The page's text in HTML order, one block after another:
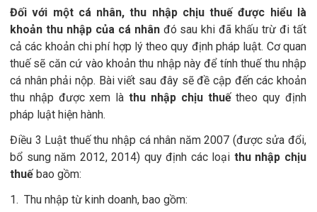
Đối với một cá nhân, thu nhập chịu thuế được hiểu là
khoản thu nhập của cá nhânđó sau khi đã khấu trừ đi tất
cả các khoản chi phí hợp lý theo quy định pháp luật. Cơ quan
thuế sẽ căn cứ vào khoản thu nhập này để tính thuế thu nhập
cá nhân phải nộp. Bài viết sau đây sẽ đề cập đến các khoản
thu nhập được xem làthu nhập chịu thuếtheo quy định
pháp luật hiện hành.
Điều 3 Luật thuế thu nhập cá nhân năm 2007 (được sửa đổi,
bổ sung năm 2012, 2014) quy định các loại thu nhập chịu
thuếbao gồm:
1. Thu nhập từ kinh doanh, bao gồm: